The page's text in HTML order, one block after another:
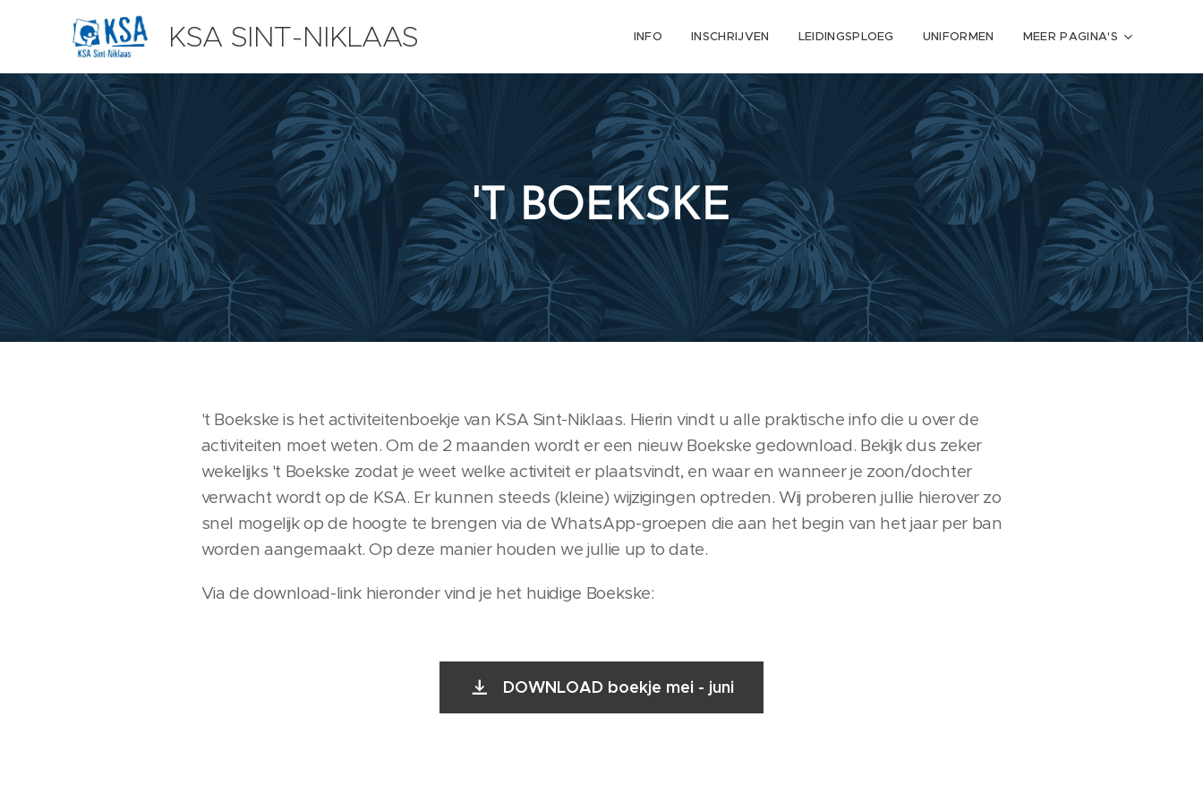
KSA SINT-NIKLAAS INFO INSCHRIJVEN LEIDINGSPLOEG UNIFORMEN MEER PAGINA'S
'T BOEKSKE
't Boekske is het activiteitenboekje van KSA Sint-Niklaas. Hierin vindt u alle praktische info die u over de
activiteiten moet weten. Om de 2 maanden wordt er een nieuw Boekske gedownload. Bekijk dus zeker
wekelijks 't Boekske zodat je weet welke activiteit er plaatsvindt, en waar en wanneer je zoon/dochter
verwacht wordt op de KSA. Er kunnen steeds (kleine) wijzigingen optreden. Wij proberen jullie hierover zo
snel mogelijk op de hoogte te brengen via de WhatsApp-groepen die aan het begin van het jaar per ban
worden aangemaakt. Op deze manier houden we jullie up to date.
Via de download-link hieronder vind je het huidige Boekske:
DOWNLOAD boekje mei - juni